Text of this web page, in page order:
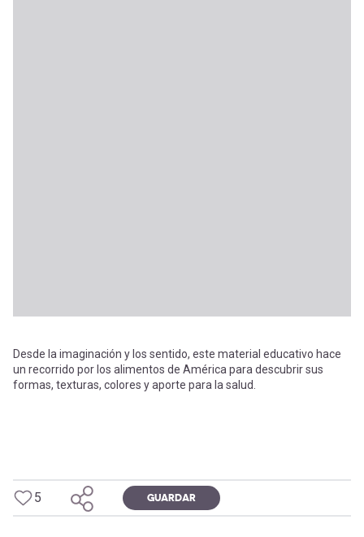
Desde la imaginación y los sentido, este material educativo hace
un recorrido por los alimentos de América para descubrir sus
formas, texturas, colores y aporte para la salud.
5 GUARDAR